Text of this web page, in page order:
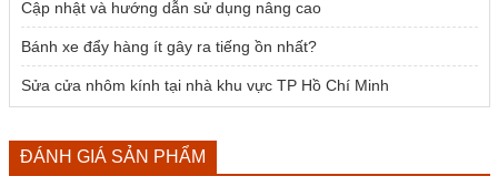
Cập nhật và hướng dẫn sử dụng nâng cao
Bánh xe đẩy hàng ít gây ra tiếng ồn nhất?
Sửa cửa nhôm kính tại nhà khu vực TP Hồ Chí Minh
ĐÁNH GIÁ SẢN PHẨM